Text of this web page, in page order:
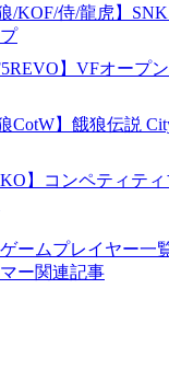
/KOF/侍/龍虎】
】VFオープ
CotW】餓狼伝説
】コンペティテ
ームプレイヤー一
ー関連記事